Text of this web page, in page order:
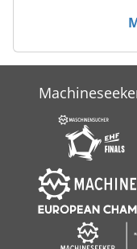
Case Ih Maxxum
Case Ih Maxxum
Case Ih Maxxum